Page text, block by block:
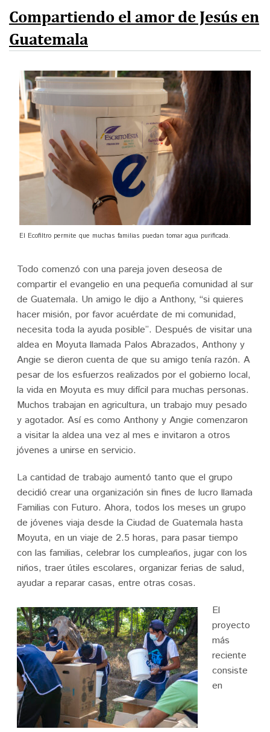
Donar
English
Compartiendo el amor de Jesús en
Guatemala
El Ecofiltro permite que muchas familias puedan tomar agua purificada.
Todo comenzó con una pareja joven deseosa de
compartir el evangelio en una pequeña comunidad al sur
de Guatemala. Un amigo le dijo a Anthony, “si quieres
hacer misión, por favor acuérdate de mi comunidad,
necesita toda la ayuda posible”. Después de visitar una
aldea en Moyuta llamada Palos Abrazados, Anthony y
Angie se dieron cuenta de que su amigo tenía razón. A
pesar de los esfuerzos realizados por el gobierno local,
la vida en Moyuta es muy difícil para muchas personas.
Muchos trabajan en agricultura, un trabajo muy pesado
y agotador. Así es como Anthony y Angie comenzaron
a visitar la aldea una vez al mes e invitaron a otros
jóvenes a unirse en servicio.
La cantidad de trabajo aumentó tanto que el grupo
decidió crear una organización sin fines de lucro llamada
Familias con Futuro. Ahora, todos los meses un grupo
de jóvenes viaja desde la Ciudad de Guatemala hasta
Moyuta, en un viaje de 2.5 horas, para pasar tiempo
con las familias, celebrar los cumpleaños, jugar con los
niños, traer útiles escolares, organizar ferias de salud,
ayudar a reparar casas, entre otras cosas.
El
proyecto
más
reciente
consiste
en